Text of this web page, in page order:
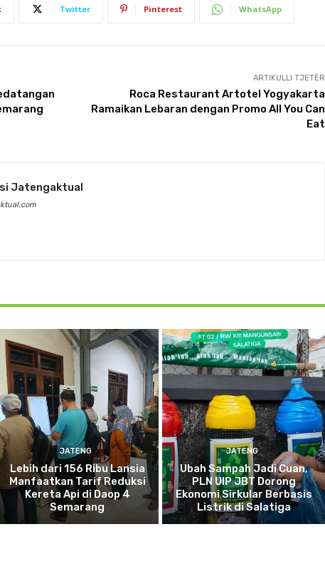
Twitter Pinterest WhatsApp
ARTIKULLI TJETËR
Roca Restaurant Artotel Yogyakarta
Ramaikan Lebaran dengan Promo All You Can
Eat
Jatengaktual
JATENG
Lebih dari 156 Ribu Lansia
Manfaatkan Tarif Reduksi
Kereta Api di Daop 4
Semarang
JATENG
Ubah Sampah Jadi Cuan,
PLN UIP JBT Dorong
Ekonomi Sirkular Berbasis
Listrik di Salatiga